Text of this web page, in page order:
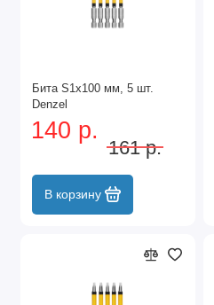
Бита S1x100 мм, 5 шт.
Denzel
140 р.
161 р.
В корзину